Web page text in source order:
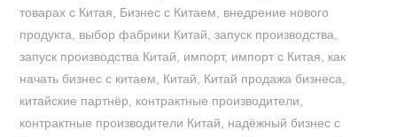
товарах с Китая
Бизнес с Китаем
внедрение нового
продукта
выбор фабрики Китай ,запуск производства
запуск производства Китай
импорт, импорт с Китая
как
начать бизнес с китаем
Китай Китай продажа бизнеса
китайские партнёр
контрактные производители
контрактные производители Китай
надёжный бизнес с